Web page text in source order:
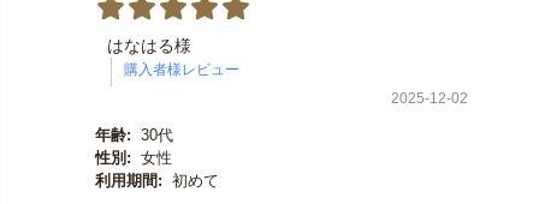
はなはる様
2025-12-02
年齢: 30代
性別: 女性
利用期間: 初めて